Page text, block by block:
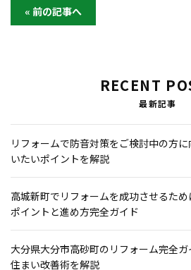
« 前の記事へ
RECENT
最新記事
リフォームで防音対策をご検討中の方に
いたいポイントを解説
高城新町でリフォームを成功させるた
ポイントと進め方完全ガイド
大分県大分市高砂町のリフォーム完全
住まい改善術を解説